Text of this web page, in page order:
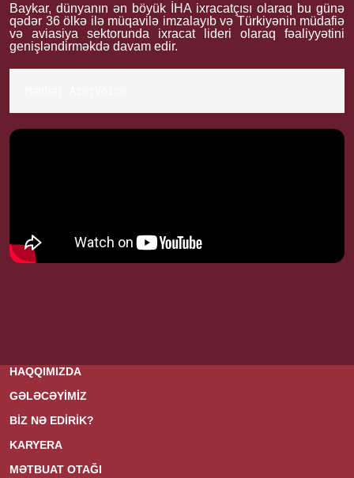
Baykar, dünyanın ən böyük İHA ixracatçısı olaraq bu günə
qədər 36 ölkə ilə müqavilə imzalayıb və Türkiyənin müdafiə
və aviasiya sektorunda ixracat lideri olaraq fəaliyyətini
genişləndirməkdə davam edir.
HAQQIMIZDA
GƏLƏCƏYİMİZ
BİZ NƏ EDİRİK?
KARYERA
MƏTBUAT OTAĞI